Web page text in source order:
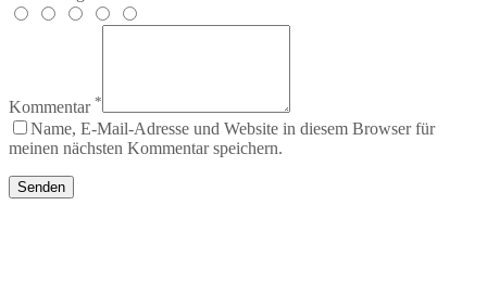
Kommentar *
Name, E-Mail-Adresse und Website in diesem Browser für
meinen nächsten Kommentar speichern.